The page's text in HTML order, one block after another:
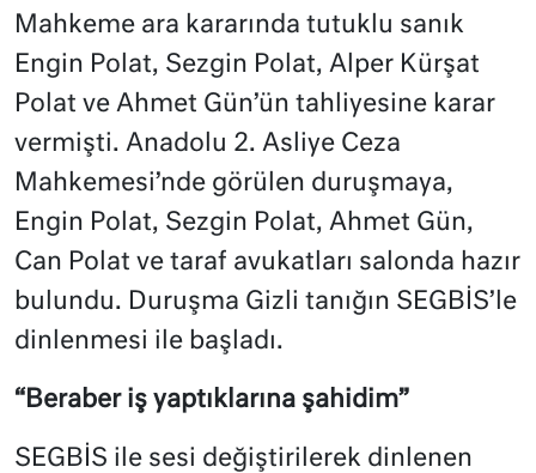
Mahkeme ara kararında tutuklu sanık
Engin Polat, Sezgin Polat, Alper Kürşat
Polat ve Ahmet Gün’ün tahliyesine karar
vermişti. Anadolu 2. Asliye Ceza
Mahkemesi’nde görülen duruşmaya,
Engin Polat, Sezgin Polat, Ahmet Gün,
Can Polat ve taraf avukatları salonda hazır
bulundu. Duruşma Gizli tanığın SEGBİS’le
dinlenmesi ile başladı.
“Beraber iş yaptıklarına şahidim”
SEGBİS ile sesi değiştirilerek dinlenen